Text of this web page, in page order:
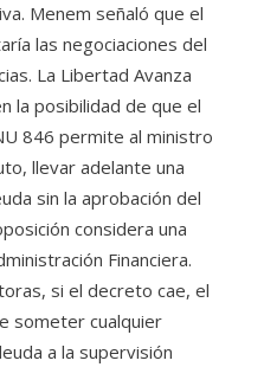
Menem señaló que el
las negociaciones del
La Libertad Avanza
la posibilidad de que el
846 permite al ministro
llevar adelante una
sin la aprobación del
considera una
Financiera.
si el decreto cae, el
someter cualquier
a la supervisión